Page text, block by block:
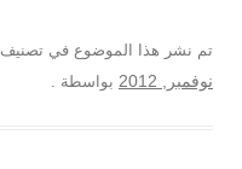
تم نشر هذا الموضوع في تصنيف
نوفمبر, 2012
بواسطة .